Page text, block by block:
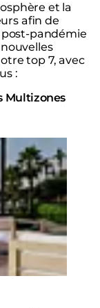
et la
afin de
pandémie
top 7, avec
:
Multizones
Stitch 125